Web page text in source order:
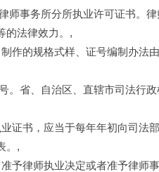
师事务所分所执业许可证书。
的法律效力。,
作的规格式样、证号编制办法
。省、自治区、直辖市司法行
证书，应当于每年年初向司法
。,
予律师执业决定或者准予律师